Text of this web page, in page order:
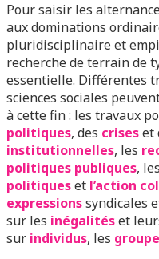
Pour saisir les
aux dominations
pluridisciplinaire et
recherche de terrain de
essentielle. Différentes
sciences sociales
à cette fin : les travaux
politiques, des criseset
institutionnelles, les
politiques publiques, les
politiqueset l’action
expressionssyndicales
sur les inégalitéset
sur individus, les